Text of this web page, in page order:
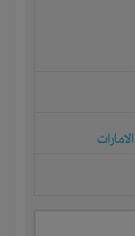
الامارات